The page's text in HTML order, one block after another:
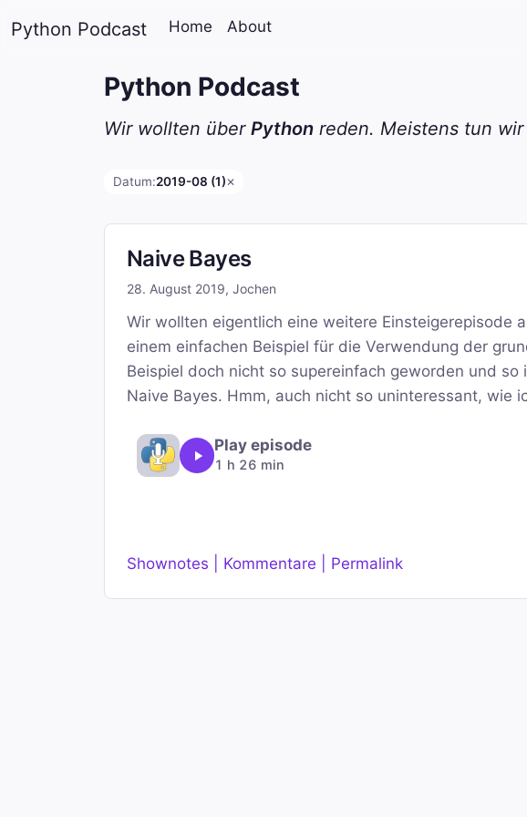
Python Podcast Home About
Python Podcast
Wir wollten über Python reden. Meistens tun wir
Datum:2019-08 (1)✕
Naive Bayes
28. August 2019, Jochen
Wir wollten eigentlich eine weitere Einsteigerepisode
einem einfachen Beispiel für die Verwendung der
Beispiel doch nicht so supereinfach geworden und
Naive Bayes. Hmm, auch nicht so uninteressant, wie
Play episode
1 h 26 min
Shownotes | Kommentare | Permalink